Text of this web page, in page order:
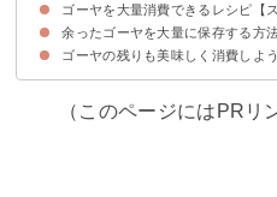
①ゴーヤとベーコンのパスタ
②ゴーヤの混ぜご飯
③サラダうどん
ゴーヤを大量消費できるレシピ【
①和風スープ
②タイ風スープ
③ゴーヤ汁
余ったゴーヤを大量に保存する方
ゴーヤの残りも美味しく消費しよう
（このページにはPRリ